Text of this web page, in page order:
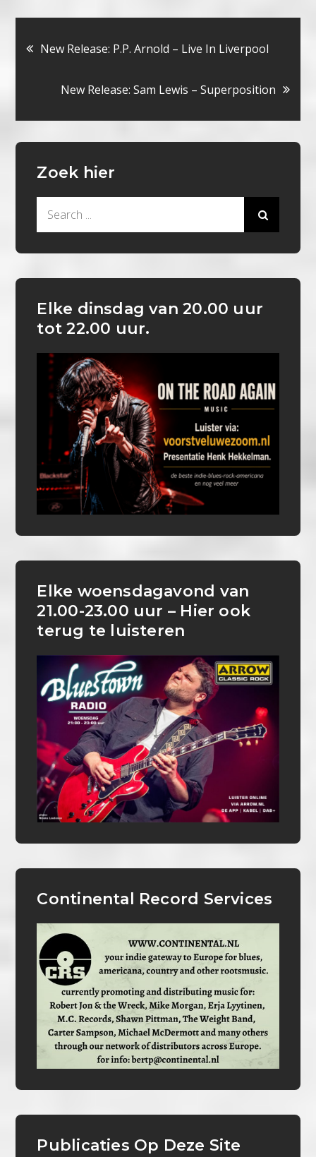
Bericht
navigatie
New Release: P.P. Arnold – Live In Liverpool
New Release: Sam Lewis – Superposition
Zoek hier
Elke dinsdag van 20.00 uur
tot 22.00 uur.
Elke woensdagavond van
21.00-23.00 uur – Hier ook
terug te luisteren
Continental Record Services
Publicaties Op Deze Site